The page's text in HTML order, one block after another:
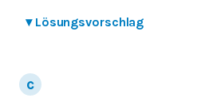
▾ Lösungsvorschlag